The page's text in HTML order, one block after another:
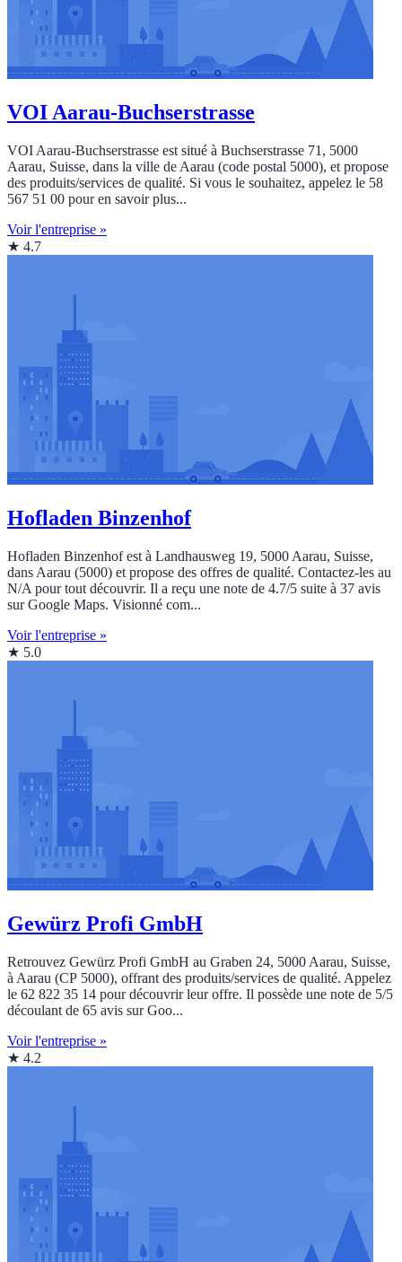
VOI Aarau-Buchserstrasse
VOI Aarau-Buchserstrasse est situé à Buchserstrasse 71, 5000
Aarau, Suisse, dans la ville de Aarau (code postal 5000), et propose
des produits/services de qualité. Si vous le souhaitez, appelez le 58
567 51 00 pour en savoir plus...
Voir l'entreprise »
★ 4.7
Hofladen Binzenhof
Hofladen Binzenhof est à Landhausweg 19, 5000 Aarau, Suisse,
dans Aarau (5000) et propose des offres de qualité. Contactez‑les au
N/A pour tout découvrir. Il a reçu une note de 4.7/5 suite à 37 avis
sur Google Maps. Visionné com...
Voir l'entreprise »
★ 5.0
Gewürz Profi GmbH
Retrouvez Gewürz Profi GmbH au Graben 24, 5000 Aarau, Suisse,
à Aarau (CP 5000), offrant des produits/services de qualité. Appelez
le 62 822 35 14 pour découvrir leur offre. Il possède une note de 5/5
découlant de 65 avis sur Goo...
Voir l'entreprise »
★ 4.2